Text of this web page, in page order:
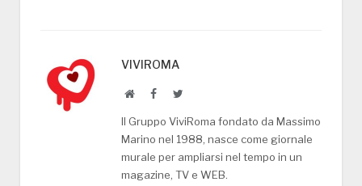
VIVIROMA
WebsiteFacebookTwitter
Il Gruppo ViviRoma fondato da Massimo
Marino nel 1988, nasce come giornale
murale per ampliarsi nel tempo in un
magazine, TV e WEB.